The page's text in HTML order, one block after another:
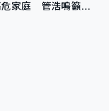
危家庭 管浩鳴籲加